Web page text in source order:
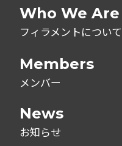
Who We Are
フィラメントについて
Members
メンバー
News
お知らせ